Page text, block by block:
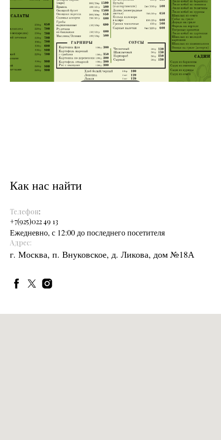
Как нас найти
Телефон:
+7(925)022 49 13
Ежедневно, с 12:00 до последнего посетителя
Адрес:
г. Москва, п. Внуковское, д. Ликова, дом №18А